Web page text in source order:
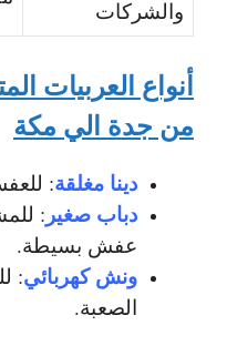
والشركات
أنواع العربيات
من جدة الي مكة
دينا مغلقة:
دباب صغير :
عفش بسيطة.
ونش كهربائي:
الصعبة.